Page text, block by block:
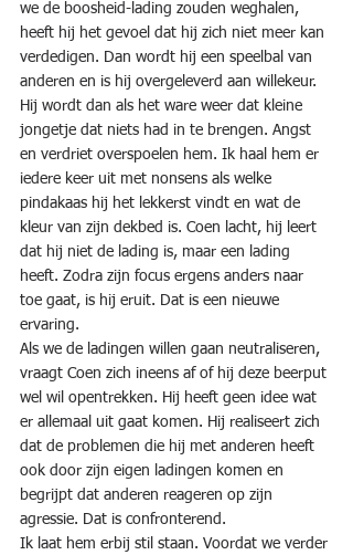
we de boosheid-lading zouden weghalen,
heeft hij het gevoel dat hij zich niet meer kan
verdedigen. Dan wordt hij een speelbal van
anderen en is hij overgeleverd aan willekeur.
Hij wordt dan als het ware weer dat kleine
jongetje dat niets had in te brengen. Angst
en verdriet overspoelen hem. Ik haal hem er
iedere keer uit met nonsens als welke
pindakaas hij het lekkerst vindt en wat de
kleur van zijn dekbed is. Coen lacht, hij leert
dat hij niet de lading is, maar een lading
heeft. Zodra zijn focus ergens anders naar
toe gaat, is hij eruit. Dat is een nieuwe
ervaring.
Als we de ladingen willen gaan neutraliseren,
vraagt Coen zich ineens af of hij deze beerput
wel wil opentrekken. Hij heeft geen idee wat
er allemaal uit gaat komen. Hij realiseert zich
dat de problemen die hij met anderen heeft
ook door zijn eigen ladingen komen en
begrijpt dat anderen reageren op zijn
agressie. Dat is confronterend.
Ik laat hem erbij stil staan. Voordat we verder